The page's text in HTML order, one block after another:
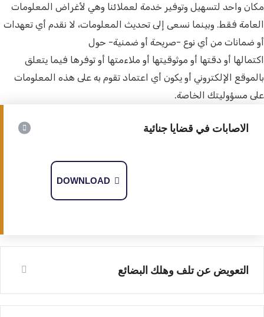
مكان واحد لتسهيل وتوفير خدمة لعملائنا وهي لأغراض المعلومات
العامة فقط. وبينما نسعى إلى تحديث المعلومات، لا نقدم أي تعهدات
أو ضمانات من أي نوع -صريحة أو ضمنية- حول
اكتمالها أو دقتها أو موثوقيتها أو ملاءمتها أو توفرها فيما يتعلق
بالموقع الإلكتروني أو يكون أي اعتماد تقوم به على هذه المعلومات
على مسؤوليتك الخاصة.
الاصابات في قضايا جنائية
DOWNLOAD
التعويض عن تلف وهلك البضائع